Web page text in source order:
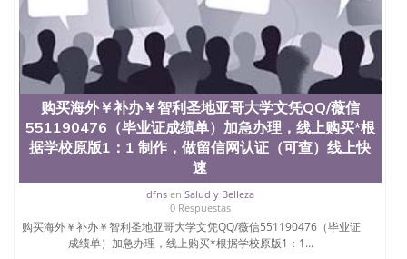
供许多相应科系的实习机会。无论是加州大学系统
(UC)，还是加州州立大学系统(CSU), 圣何塞州立大学
都占据着加州所有大学中的地理位置。 圣何塞州立大
学座落于硅谷(Silicon Valley), 于附近的旧金山-圣何塞
地区为全美的重要科技中心。约有学生三万人，超过
134种学士学科和65个硕士学科，并有来自世界60余
国的学生来此就读。其有名的科系如计算机科学，电
子工程学，工商管理学，艺术设计，和航空学等，深
受性肯定及好评；而各种大学部和研究所的商学课程
也吸引了众多不同国家的专业人士前来研究与学习。
二、办理流程： 1、收集客户办理信息； 2、客户付
定金下单； 3、公司确认到账转制作点做电子图；
4、电子图做好发给客户确认； 5、电子图确认好转成
品部做成品； 6、成品做好拍照或者视频确认再付余
购买海外￥补办￥智利圣地亚哥大学文凭QQ/薇信
551190476（毕业证成绩单）加急办理，线上购买*根
据学校原版1：1 制作，做留信网认证（可查）线上快
速
dfnsen Salud y Belleza
0 Respuestas
购买海外￥补办￥智利圣地亚哥大学文凭QQ/薇信551190476（毕业证
成绩单）加急办理，线上购买*根据学校原版1：1...